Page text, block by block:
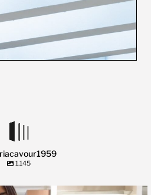
1.145